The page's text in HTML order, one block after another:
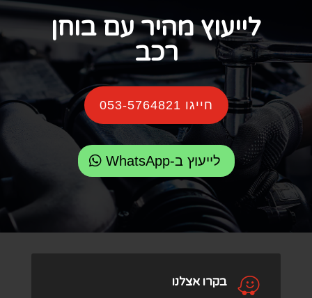
לייעוץ מהיר עם בוחן
רכב
חייגו 053-5764821
לייעוץ ב-WhatsApp
 בקרו אצלנו